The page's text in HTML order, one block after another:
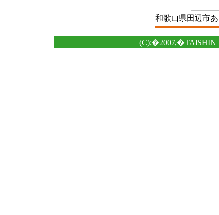
和歌山県田辺市
(C);�2007,�TAISHIN